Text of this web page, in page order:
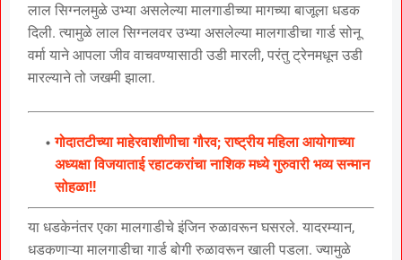
लाल सिग्नलमुळे उभ्या असलेल्या मालगाडीच्या मागच्या बाजूला धडक
दिली. त्यामुळे लाल सिग्नलवर उभ्या असलेल्या मालगाडीचा गार्ड सोनू
वर्मा याने आपला जीव वाचवण्यासाठी उडी मारली, परंतु ट्रेनमधून उडी
मारल्याने तो जखमी झाला.
गोदातटीच्या माहेरवाशीणीचा गौरव; राष्ट्रीय महिला आयोगाच्या
अध्यक्षा विजयाताई रहाटकरांचा नाशिक मध्ये गुरुवारी भव्य सन्मान
सोहळा!!
या धडकेनंतर एका मालगाडीचे इंजिन रुळावरून घसरले. यादरम्यान,
धडकणाऱ्या मालगाडीचा गार्ड बोगी रुळावरून खाली पडला. ज्यामुळे